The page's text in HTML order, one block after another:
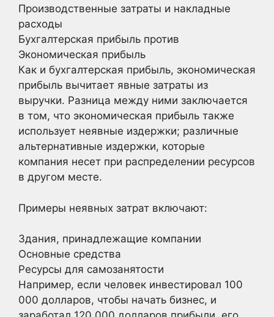
Производственные затраты и накладные
расходы
Бухгалтерская прибыль против
Экономическая прибыль
Как и бухгалтерская прибыль, экономическая
прибыль вычитает явные затраты из
выручки. Разница между ними заключается
в том, что экономическая прибыль также
использует неявные издержки; различные
альтернативные издержки, которые
компания несет при распределении ресурсов
в другом месте.
Примеры неявных затрат включают:
Здания, принадлежащие компании
Основные средства
Ресурсы для самозанятости
Например, если человек инвестировал 100
000 долларов, чтобы начать бизнес, и